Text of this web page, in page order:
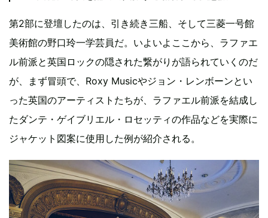
第2部に登壇したのは、引き続き三船、そして三菱一号館
美術館の野口玲一学芸員だ。いよいよここから、ラファエ
ル前派と英国ロックの隠された繋がりが語られていくのだ
が、まず冒頭で、Roxy Musicやジョン・レンボーンとい
った英国のアーティストたちが、ラファエル前派を結成し
たダンテ・ゲイブリエル・ロセッティの作品などを実際に
ジャケット図案に使用した例が紹介される。